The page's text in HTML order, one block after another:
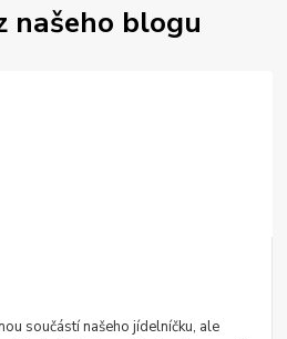
našeho blogu
součástí našeho jídelníčku, ale